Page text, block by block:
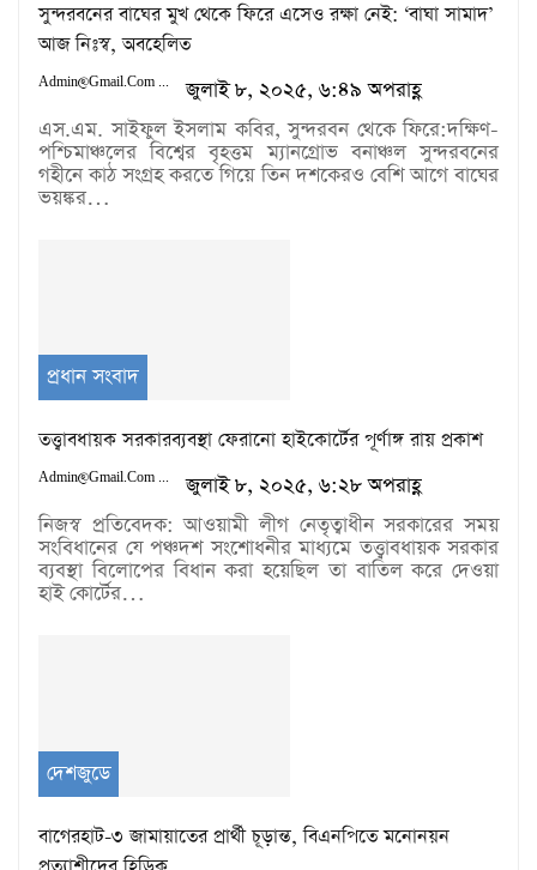
সুন্দরবনের বাঘের মুখ থেকে ফিরে এসেও রক্ষা নেই: ‘বাঘা সামাদ’
আজ নিঃস্ব, অবহেলিত
Admin@gmail.com
জুলাই ৮, ২০২৫, ৬:৪৯ অপরাহ্ণ
এস.এম. সাইফুল ইসলাম কবির, সুন্দরবন থেকে ফিরে:দক্ষিণ-
পশ্চিমাঞ্চলের বিশ্বের বৃহত্তম ম্যানগ্রোভ বনাঞ্চল সুন্দরবনের
গহীনে কাঠ সংগ্রহ করতে গিয়ে তিন দশকেরও বেশি আগে বাঘের
ভয়ঙ্কর…
প্রধান সংবাদ
তত্ত্বাবধায়ক সরকারব্যবস্থা ফেরানো হাইকোর্টের পূর্ণাঙ্গ রায় প্রকাশ
Admin@gmail.com
জুলাই ৮, ২০২৫, ৬:২৮ অপরাহ্ণ
নিজস্ব প্রতিবেদক: আওয়ামী লীগ নেতৃত্বাধীন সরকারের সময়
সংবিধানের যে পঞ্চদশ সংশোধনীর মাধ্যমে তত্ত্বাবধায়ক সরকার
ব্যবস্থা বিলোপের বিধান করা হয়েছিল তা বাতিল করে দেওয়া
হাই কোর্টের…
দেশজুডে
বাগেরহাট-৩ জামায়াতের প্রার্থী চূড়ান্ত, বিএনপিতে মনোনয়ন